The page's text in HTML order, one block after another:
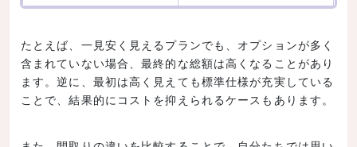
たとえば、一見安く見えるプランでも、オプションが多く
含まれていない場合、最終的な総額は高くなることがあり
ます。逆に、最初は高く見えても標準仕様が充実している
ことで、結果的にコストを抑えられるケースもあります。